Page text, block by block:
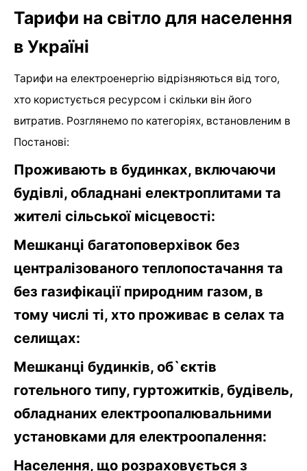
Тарифи на світло для населення
в Україні
Тарифи на електроенергію відрізняються від того,
хто користується ресурсом і скільки він його
витратив. Розглянемо по категоріях, встановленим в
Постанові:
Проживають в будинках, включаючи
будівлі, обладнані електроплитами та
жителі сільської місцевості:
Мешканці багатоповерхівок без
централізованого теплопостачання та
без газифікації природним газом, в
тому числі ті, хто проживає в селах та
селищах:
Мешканці будинків, об`єктів
готельного типу, гуртожитків, будівель,
обладнаних електроопалювальними
установками для електроопалення:
Населення, що розраховується з